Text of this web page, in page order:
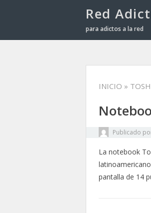
Red
para adictos a la red
INICIO »
Publicado
La notebook
pantalla de 14